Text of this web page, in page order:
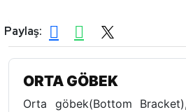
Paylaş:
ORTA GÖBEK
Orta göbek(Bottom